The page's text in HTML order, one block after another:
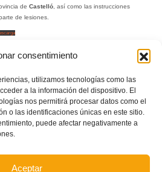
consentimiento
utilizamos tecnologías como las
a la información del dispositivo. El
nos permitirá procesar datos como el
o las identificaciones únicas en este sitio.
puede afectar negativamente a
Aceptar
de Castelló, así como las instrucciones
de lesiones.
LEER MÁS
,NOTICIAS FFCV NO COMMENTS